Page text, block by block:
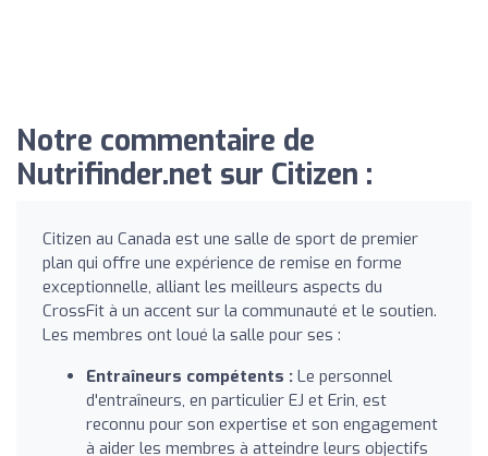
Notre commentaire de
Nutrifinder.net sur Citizen :
Citizen au Canada est une salle de sport de premier
plan qui offre une expérience de remise en forme
exceptionnelle, alliant les meilleurs aspects du
CrossFit à un accent sur la communauté et le soutien.
Les membres ont loué la salle pour ses :
Entraîneurs compétents : Le personnel
d'entraîneurs, en particulier EJ et Erin, est
reconnu pour son expertise et son engagement
à aider les membres à atteindre leurs objectifs